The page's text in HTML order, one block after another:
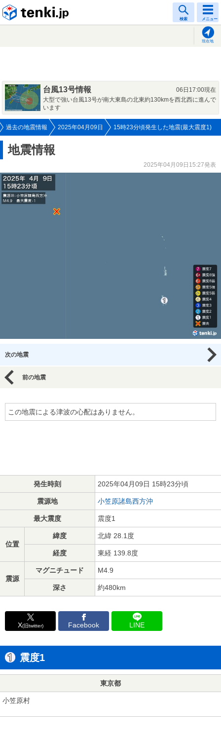
検索 メニュー
現在地
台風13号情報
06日17:00現在
大型で強い台風13号が南大東島の北東約130kmを西北西に進んで
います
過去の地震情報 2025年04月09日 15時23分頃発生した地震(最大震度1)
地震情報
2025年04月09日15:27発表
次の地震
前の地震
この地震による津波の心配はありません。
発生時刻 2025年04月09日 15時23分頃
震源地 小笠原諸島西方沖
最大震度 震度1
位置
緯度 北緯 28.1度
経度 東経 139.8度
震源
マグニチュード M4.9
深さ 約480km
X(旧twitter) Facebook LINE
震度1
東京都
小笠原村